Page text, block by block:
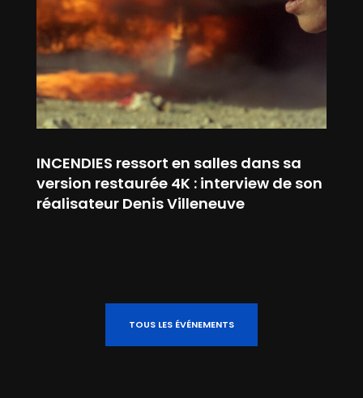
INCENDIES ressort en salles dans sa
version restaurée 4K : interview de son
réalisateur Denis Villeneuve
TOUS LES ÉVÉNEMENTS